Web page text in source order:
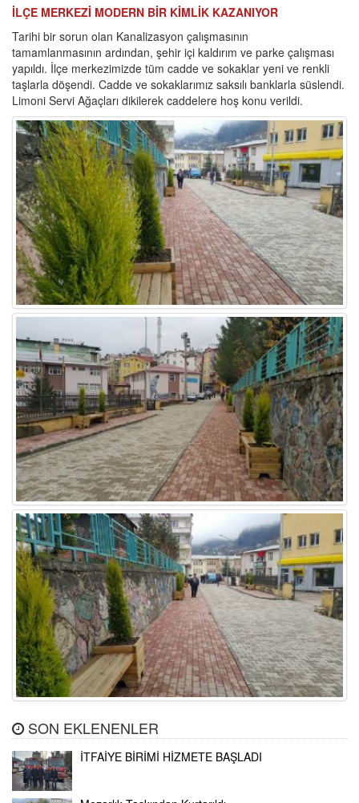
İLÇE MERKEZİ MODERN BİR KİMLİK KAZANIYOR
Tarihi bir sorun olan Kanalizasyon çalışmasının
tamamlanmasının ardından, şehir içi kaldırım ve parke çalışması
yapıldı. İlçe merkezimizde tüm cadde ve sokaklar yeni ve renkli
taşlarla döşendi. Cadde ve sokaklarımız saksılı banklarla süslendi.
Limoni Servi Ağaçları dikilerek caddelere hoş konu verildi.
SON EKLENENLER
İTFAİYE BİRİMİ HİZMETE BAŞLADI